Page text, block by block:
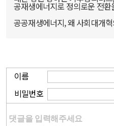
공재생에너지로 정의로운 전환
공공재생에너지, 왜 사회대개
이름
비밀번호